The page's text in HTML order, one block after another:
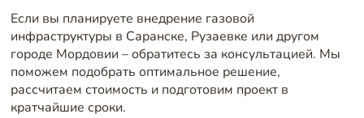
Если вы планируете внедрение газовой
инфраструктуры в Саранске, Рузаевке или другом
городе Мордовии – обратитесь за консультацией. Мы
поможем подобрать оптимальное решение,
рассчитаем стоимость и подготовим проект в
кратчайшие сроки.